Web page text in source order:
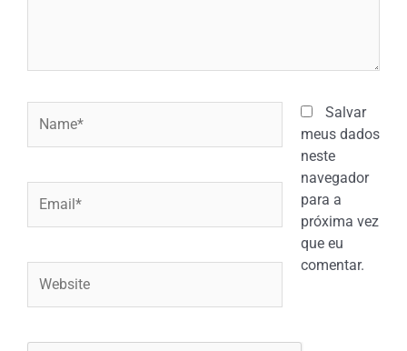
Salvar
meus dados
neste
navegador
para a
próxima vez
que eu
comentar.